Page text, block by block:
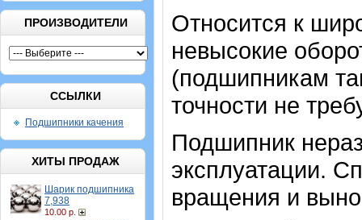
ПРОИЗВОДИТЕЛИ
ССЫЛКИ
Подшипники качения
ХИТЫ ПРОДАЖ
Шарик подшипника
7,938
10.00 р.
Относится к
невысокие
(подшипникам
точности не
Подшипник
эксплуатации.
вращения и